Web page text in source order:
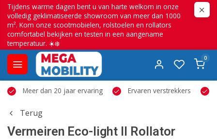
Tijdens warme dagen bent u van harte welkom in onze
volledig geklimatiseerde showroom van meer dan 1000
m². Kom onze scootmobielen, rolstoelen en rollators
comfortabel bekijken en testen in een aangename
temperatuur. ☀️❄️
0
Meer dan 20 jaar ervaring Ervaren verstrekkers
Terug
Vermeiren Eco-light II Rollator